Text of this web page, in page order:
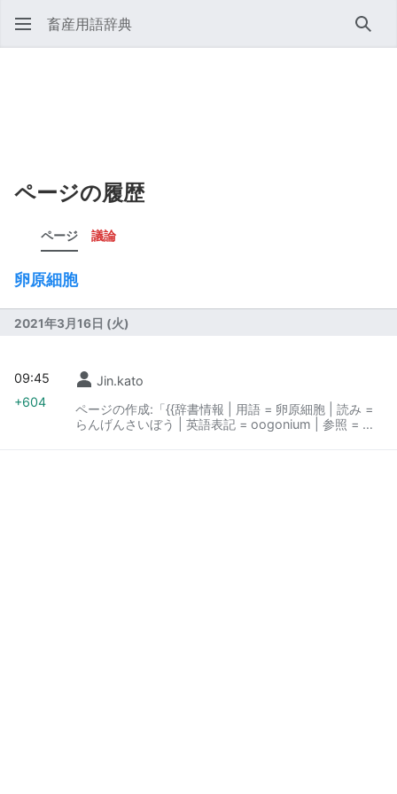
畜産用語辞典 検索
ページの履歴
ページ 議論
卵原細胞
2021年3月16日 (火)
Jin.kato
ページの作成:「{{辞書情報 | 用語 = 卵原細胞 | 読み =
らんげんさいぼう | 英語表記 = oogonium | 参照 = 卵
09:45
+604